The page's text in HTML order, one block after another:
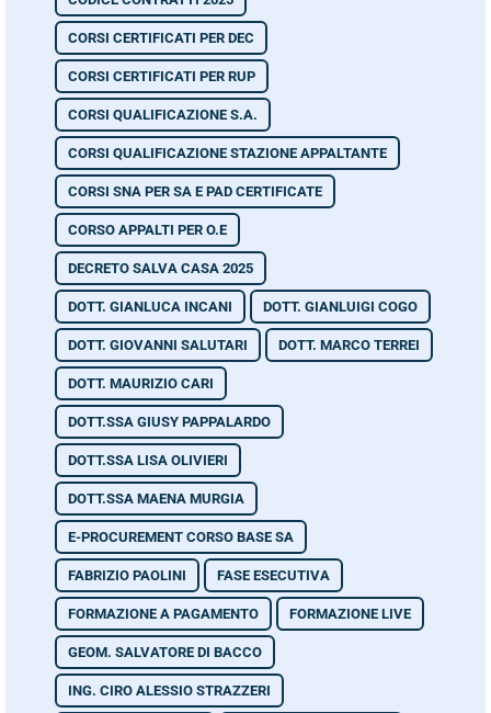
CORSI CERTIFICATI PER DEC
CORSI CERTIFICATI PER RUP
CORSI QUALIFICAZIONE S.A.
CORSI QUALIFICAZIONE STAZIONE APPALTANTE
CORSI SNA PER SA E PAD CERTIFICATE
CORSO APPALTI PER O.E
DECRETO SALVA CASA 2025
DOTT. GIANLUCA INCANI DOTT. GIANLUIGI COGO
DOTT. GIOVANNI SALUTARI DOTT. MARCO TERREI
DOTT. MAURIZIO CARI
DOTT.SSA GIUSY PAPPALARDO
DOTT.SSA LISA OLIVIERI
DOTT.SSA MAENA MURGIA
E-PROCUREMENT CORSO BASE SA
FABRIZIO PAOLINI FASE ESECUTIVA
FORMAZIONE A PAGAMENTO FORMAZIONE LIVE
GEOM. SALVATORE DI BACCO
ING. CIRO ALESSIO STRAZZERI